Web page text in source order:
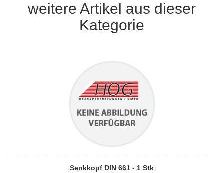
weitere Artikel aus dieser
Kategorie
Senkkopf DIN 661 - 1 Stk